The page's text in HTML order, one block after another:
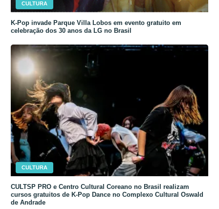
CULTURA
K-Pop invade Parque Villa Lobos em evento gratuito em
celebração dos 30 anos da LG no Brasil
CULTURA
CULTSP PRO e Centro Cultural Coreano no Brasil realizam
cursos gratuitos de K-Pop Dance no Complexo Cultural Oswald
de Andrade